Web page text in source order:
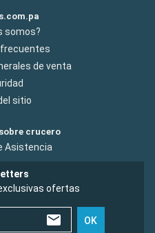
somos?
de venta
sitio
crucero
Asistencia
ofertas
OK